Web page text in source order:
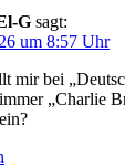
G sagt:
um 8:57 Uhr
mir bei
„Charlie